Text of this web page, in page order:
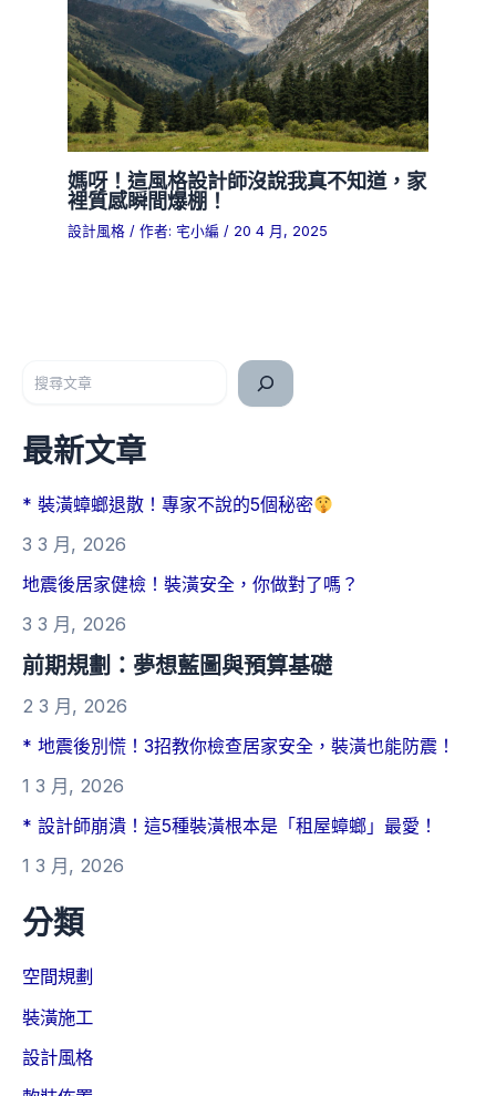
媽呀！這風格設計師沒說我真不知道，家
裡質感瞬間爆棚！
設計風格 / 作者: 宅小編/ 20 4 月, 2025
最新文章
* 裝潢蟑螂退散！專家不說的5個秘密
3 3 月, 2026
地震後居家健檢！裝潢安全，你做對了嗎？
3 3 月, 2026
前期規劃：夢想藍圖與預算基礎
2 3 月, 2026
* 地震後別慌！3招教你檢查居家安全，裝潢也能防震！
1 3 月, 2026
* 設計師崩潰！這5種裝潢根本是「租屋蟑螂」最愛！
1 3 月, 2026
分類
空間規劃
裝潢施工
設計風格